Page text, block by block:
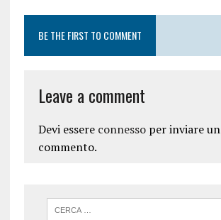
BE THE FIRST TO COMMENT
Leave a comment
Devi essere connessoper inviare un
commento.